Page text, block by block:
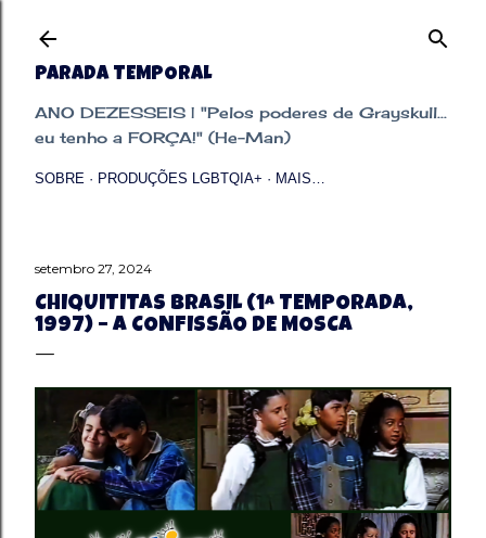
PARADA TEMPORAL
ANO DEZESSEIS | "Pelos poderes de Grayskull...
eu tenho a FORÇA!" (He-Man)
SOBRE PRODUÇÕES LGBTQIA+ MAIS…
setembro 27, 2024
CHIQUITITAS BRASIL (1ª TEMPORADA,
1997) – A CONFISSÃO DE MOSCA